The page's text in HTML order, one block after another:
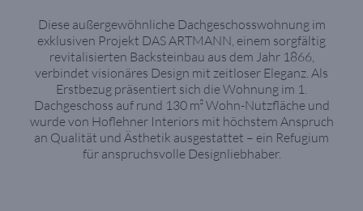
Diese außergewöhnliche Dachgeschosswohnung im
exklusiven Projekt DAS ARTMANN, einem sorgfältig
revitalisierten Backsteinbau aus dem Jahr 1866,
verbindet visionäres Design mit zeitloser Eleganz. Als
Erstbezug präsentiert sich die Wohnung im 1.
Dachgeschoss auf rund 130 m² Wohn-Nutzfläche und
wurde von Hoflehner Interiors mit höchstem Anspruch
an Qualität und Ästhetik ausgestattet – ein Refugium
für anspruchsvolle Designliebhaber.